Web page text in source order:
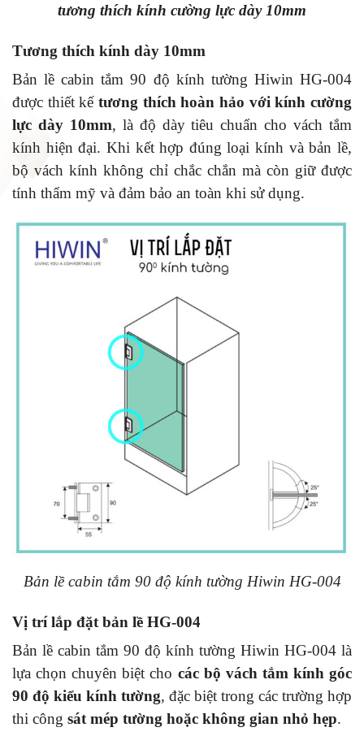
tương thích kính cường lực dày 10mm
Tương thích kính dày 10mm
Bản lề cabin tắm 90 độ kính tường Hiwin HG-004
được thiết kế tương thích hoàn hảo với kính cường
lực dày 10mm, là độ dày tiêu chuẩn cho vách tắm
kính hiện đại. Khi kết hợp đúng loại kính và bản lề,
bộ vách kính không chỉ chắc chắn mà còn giữ được
tính thẩm mỹ và đảm bảo an toàn khi sử dụng.
Bản lề cabin tắm 90 độ kính tường Hiwin HG-004
Vị trí lắp đặt bản lề HG-004
Bản lề cabin tắm 90 độ kính tường Hiwin HG-004 là
lựa chọn chuyên biệt cho các bộ vách tắm kính góc
90 độ kiểu kính tường, đặc biệt trong các trường hợp
thi công sát mép tường hoặc không gian nhỏ hẹp.